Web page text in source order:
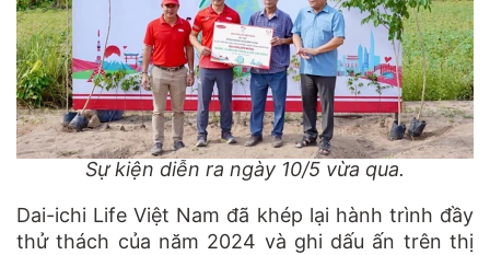
Sự kiện diễn ra ngày 10/5 vừa qua.
Dai-ichi Life Việt Nam đã khép lại hành trình đầy
thử thách của năm 2024 và ghi dấu ấn trên thị